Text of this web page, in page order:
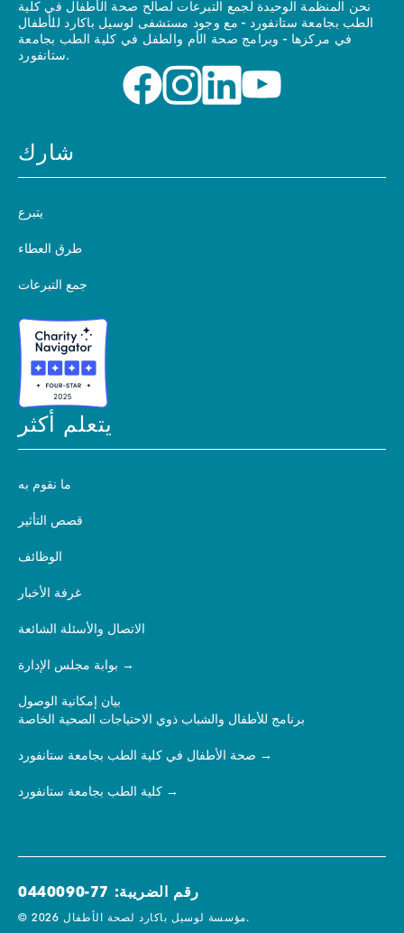
نحن المنظمة الوحيدة لجمع التبرعات لصالح صحة الأطفال في كلية
الطب بجامعة ستانفورد - مع وجود مستشفى لوسيل باكارد للأطفال
في مركزها - وبرامج صحة الأم والطفل في كلية الطب بجامعة
ستانفورد.
شارك
يتبرع
طرق العطاء
جمع التبرعات
يتعلم أكثر
ما نقوم به
قصص التأثير
الوظائف
غرفة الأخبار
الاتصال والأسئلة الشائعة
بوابة مجلس الإدارة
بيان إمكانية الوصول
برنامج للأطفال والشباب ذوي الاحتياجات الصحية الخاصة
صحة الأطفال في كلية الطب بجامعة ستانفورد
كلية الطب بجامعة ستانفورد
رقم الضريبة: 77-0440090
© 2026 مؤسسة لوسيل باكارد لصحة الأطفال.